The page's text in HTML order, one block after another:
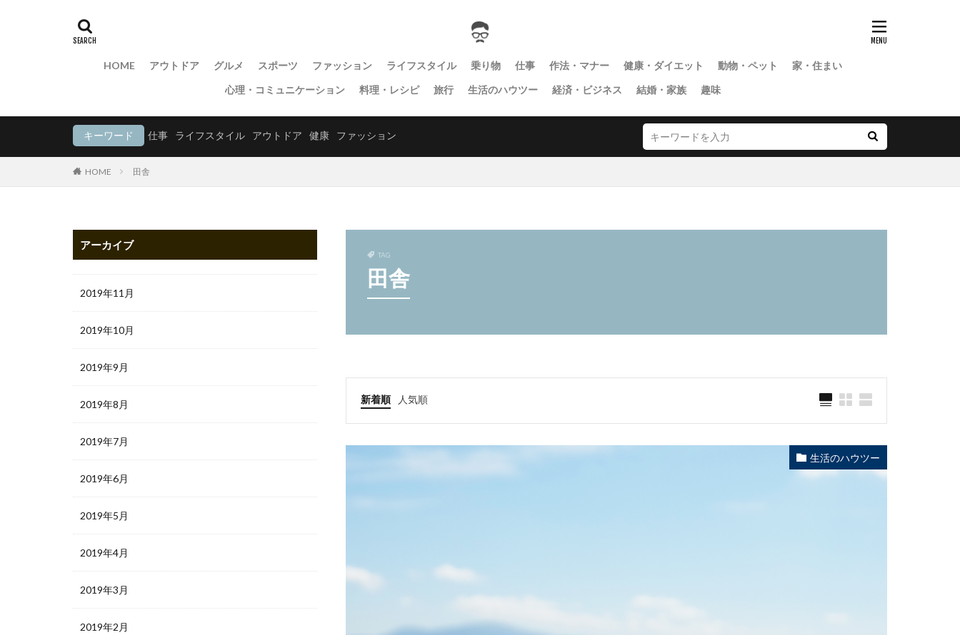
HOME アウトドア グルメ スポーツ ファッション ライフスタイル 乗り物 仕事 作法・マナー 健康・ダイエット 動物・ペット
家・住まい
心理・コミュニケーション
料理・レシピ 旅行 生活のハウツー 経済・ビジネス 結婚・家族 趣味
キーワード 仕事 ライフスタイル アウトドア 健康 ファッション
HOME 田舎
TAG
田舎
新着順 人気順
生活のハウツー
アーカイブ
2019年11月
2019年10月
2019年9月
2019年8月
2019年7月
2019年6月
2019年5月
2019年4月
2019年3月
2019年2月